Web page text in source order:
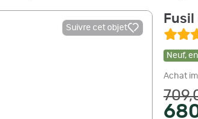
Suivre cet objet
Neuf,
Achat